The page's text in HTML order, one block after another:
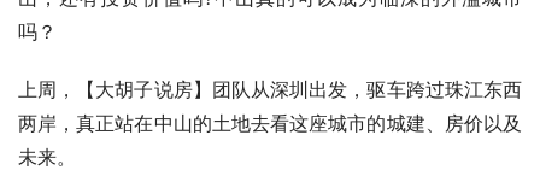
吗？
上周，【大胡子说房】团队从深圳出发，驱车跨过珠江东西
两岸，真正站在中山的土地去看这座城市的城建、房价以及
未来。